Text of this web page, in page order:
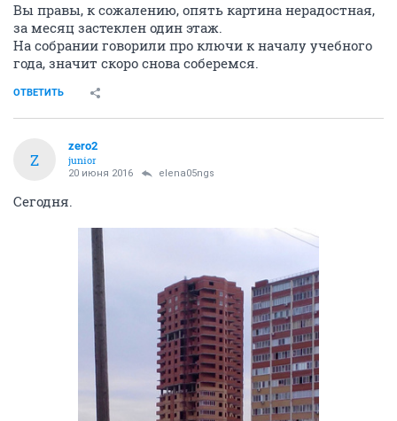
Вы правы, к сожалению, опять картина нерадостная,
за месяц застеклен один этаж.
На собрании говорили про ключи к началу учебного
года, значит скоро снова соберемся.
ОТВЕТИТЬ
Z
zero2
junior
20 июня 2016 elena05ngs
Сегодня.